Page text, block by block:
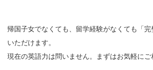
帰国子女でなくても、留学経験がなくても「
いただけます。
現在の英語力は問いません。まずはお気軽にご